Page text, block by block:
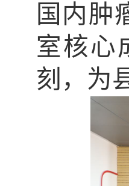
国内肿
室核心
刻，为